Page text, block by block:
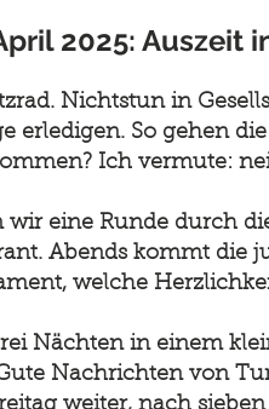
2025: Auszeit
Nichtstun in
erledigen. So gehen
Ich vermute:
wir eine Runde durch
Abends kommt die
welche
Nächten in einem
Nachrichten von